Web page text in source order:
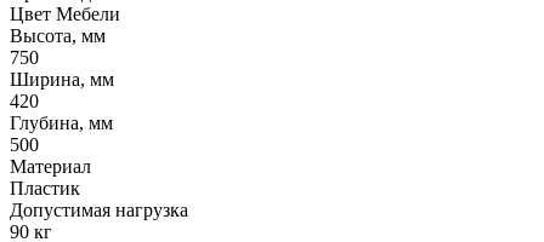
Цвет Мебели
Высота, мм
750
Ширина, мм
420
Глубина, мм
500
Материал
Пластик
Допустимая нагрузка
90 кг